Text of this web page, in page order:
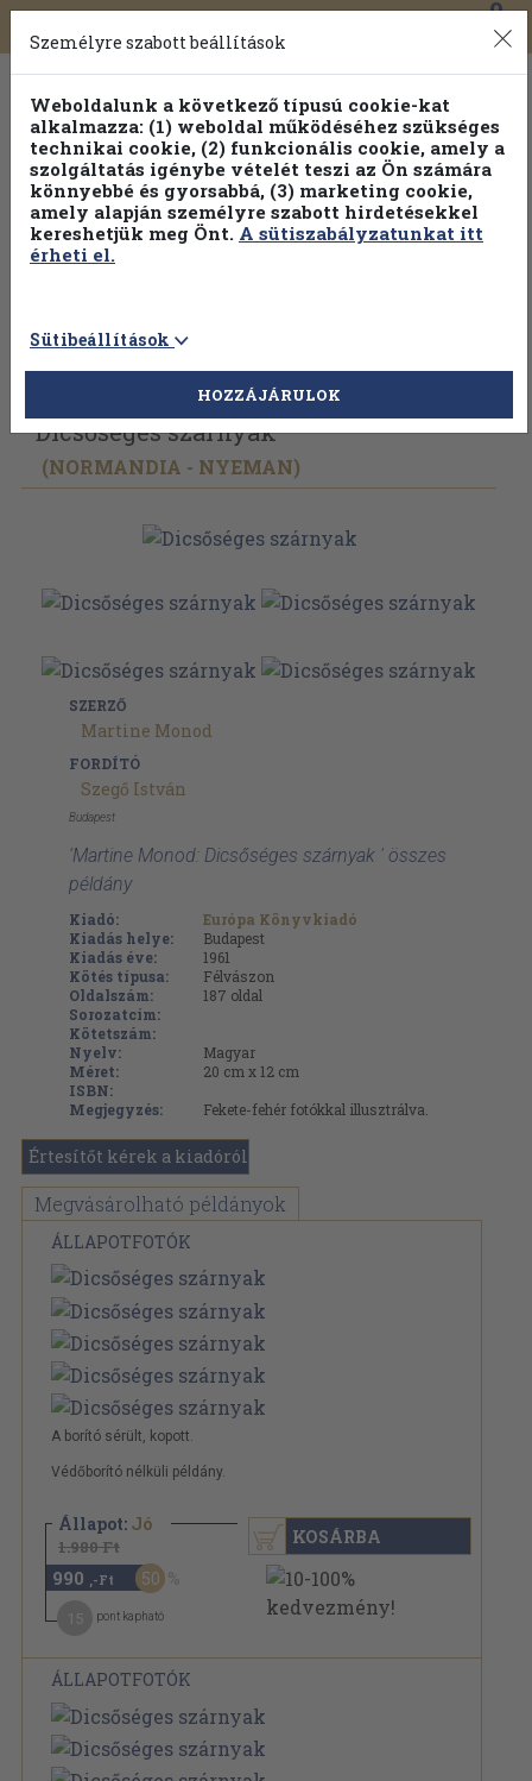
Toggle
navigation
0
Válogasson több mint 1.000.000 kiadványunk közül
100% kedvezménnyel!
Vissza az előző oldalra Válasszon példányt
Dicsőséges szárnyak
(NORMANDIA - NYEMAN)
SZERZŐ
Martine Monod
FORDÍTÓ
Szegő István
Budapest
'Martine Monod: Dicsőséges szárnyak ' összes
példány
Kiadó:
Európa Könyvkiadó
Kiadás helye:
Budapest
Kiadás éve:
1961
Kötés típusa:
Félvászon
Oldalszám:
187 oldal
Sorozatcím:
Kötetszám:
Nyelv:
Magyar
Méret:
20 cm x 12 cm
ISBN:
Megjegyzés:
Fekete-fehér fotókkal illusztrálva.
Értesítőt kérek a kiadóról
Megvásárolható példányok
ÁLLAPOTFOTÓK
A borító sérült, kopott.
Védőborító nélküli példány.
Állapot: Jó
1.980 Ft
990 ,-Ft 50
pont kapható
KOSÁRBA
ÁLLAPOTFOTÓK
Személyre szabott beállítások
Weboldalunk a következő típusú cookie-kat
alkalmazza: (1) weboldal működéséhez szükséges
technikai cookie, (2) funkcionális cookie, amely a
szolgáltatás igénybe vételét teszi az Ön számára
könnyebbé és gyorsabbá, (3) marketing cookie,
amely alapján személyre szabott hirdetésekkel
kereshetjük meg Önt. A sütiszabályzatunkat itt
érheti el.
Sütibeállítások
HOZZÁJÁRULOK